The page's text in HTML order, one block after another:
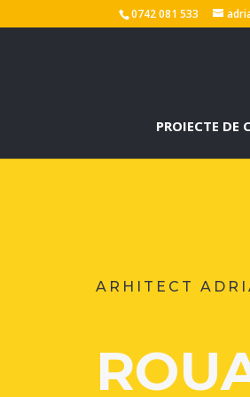
0742 081 533
PROIECTE DE
ARHITECT